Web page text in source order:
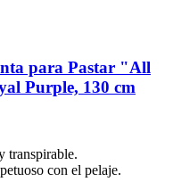
para Pastar "All
Purple, 130 cm
transpirable.
con el pelaje.